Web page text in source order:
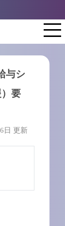
与シ
要
日 更新